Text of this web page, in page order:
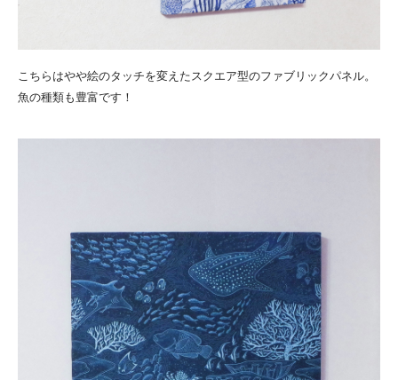
こちらはやや絵のタッチを変えたスクエア型のファブリックパネル。
魚の種類も豊富です！